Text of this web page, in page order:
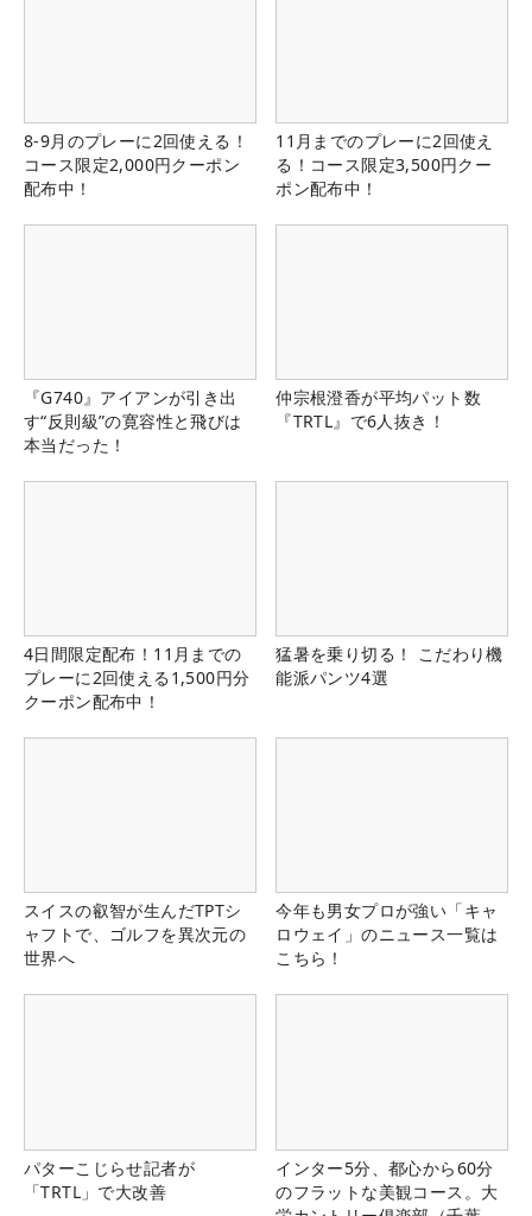
8-9月のプレーに2回使える！
コース限定2,000円クーポン
配布中！
11月までのプレーに2回使え
る！コース限定3,500円クー
ポン配布中！
『G740』アイアンが引き出
す“反則級”の寛容性と飛びは
本当だった！
仲宗根澄香が平均パット数
『TRTL』で6人抜き！
4日間限定配布！11月までの
プレーに2回使える1,500円分
クーポン配布中！
猛暑を乗り切る！ こだわり機
能派パンツ4選
スイスの叡智が生んだTPTシ
ャフトで、ゴルフを異次元の
世界へ
今年も男女プロが強い「キャ
ロウェイ」のニュース一覧は
こちら！
パターこじらせ記者が
「TRTL」で大改善
インター5分、都心から60分
のフラットな美観コース。大